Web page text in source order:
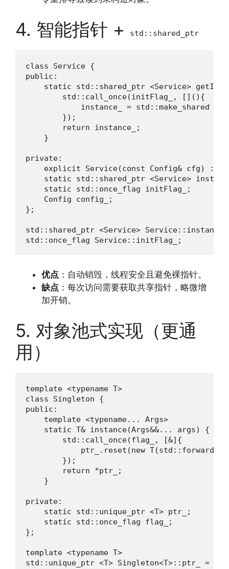
4. 智能指针 + std::shared_ptr
class Service {
public:
static std::shared_ptr <Service>
        std::call_once(initFlag_, [](){
instance_ = std::make_shared
        });
        return instance_;
    }
private:
explicit Service(const Config& cfg) :
static std::shared_ptr <Service>
    static std::once_flag initFlag_;
    Config config_;
};
std::shared_ptr <Service>
std::once_flag Service::initFlag_;
优点 ：自动销毁，线程安全且避免裸指针。
缺点 ：每次访问需要获取共享指针，略微增
加开销。
5. 对象池式实现（更通
用）
template <typename T>
class Singleton {
public:
    template <typename... Args>
    static T& instance(Args&&... args) {
        std::call_once(flag_, [&]{
ptr_.reset(new T(std::forward
        });
        return *ptr_;
    }
private:
    static std::unique_ptr <T> ptr_;
    static std::once_flag flag_;
};
template <typename T>
std::unique_ptr <T> Singleton<T>::ptr_ =